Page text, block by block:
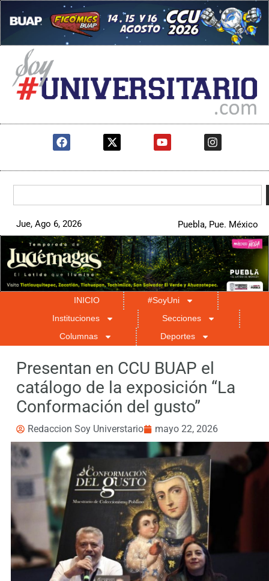
Jue, Ago 6, 2026 Puebla, Pue. México
INICIO
#SoyUni
Instituciones
Secciones
Columnas
Deportes
Presentan en CCU BUAP el
catálogo de la exposición “La
Conformación del gusto”
Redaccion Soy Universtario mayo 22, 2026